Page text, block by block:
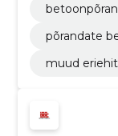
põrandate
muud